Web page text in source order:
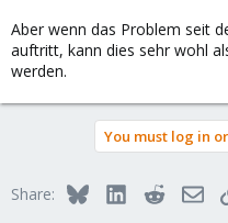
Aber wenn das Problem seit
auftritt, kann dies sehr wohl
werden.
You must log in
Share: BlueskyLinkedInReddit